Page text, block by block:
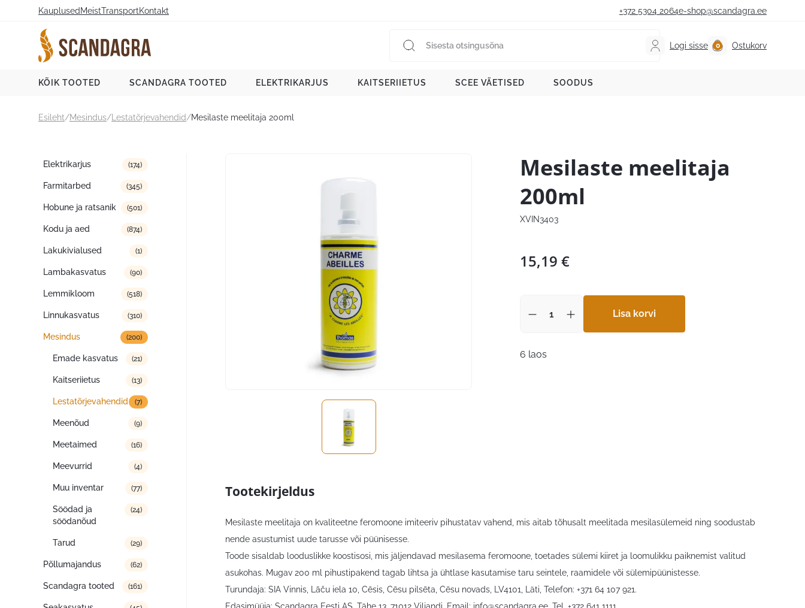
Kauplused MeistTransportKontakt +372 5304 2064e-shop@scandagra.ee
Logi sisse Ostukorv
KÕIK TOOTED SCANDAGRA TOOTED ELEKTRIKARJUS KAITSERIIETUS SCEE VÄETISED SOODUS
Esileht/Mesindus/ Lestatõrjevahendid/Mesilaste meelitaja 200ml
Tootekategooriad
Elektrikarjus (174)
Farmitarbed (345)
Hobune ja ratsanik (501)
Kodu ja aed (874)
Lakukivialused (1)
Lambakasvatus (90)
Lemmikloom (518)
Linnukasvatus (310)
Mesindus (200)
Emade kasvatus (21)
Kaitseriietus (13)
Lestatõrjevahendid (7)
Meenõud (9)
Meetaimed (16)
Meevurrid (4)
Muu inventar (77)
Söödad ja
söödanõud
(24)
Tarud (29)
Põllumajandus (62)
Scandagra tooted (161)
Mesilaste meelitaja
200ml
XVIN3403
15,19 €
Lisa korvi
6 laos
Tootekirjeldus
Mesilaste meelitaja on kvaliteetne feromoone imiteeriv pihustatav vahend, mis aitab tõhusalt meelitada mesilasülemeid ning soodustab
nende asustumist uude tarusse või püünisesse.
Toode sisaldab looduslikke koostisosi, mis jäljendavad mesilasema feromoone, toetades sülemi kiiret ja loomulikku paiknemist valitud
asukohas. Mugav 200 ml pihustipakend tagab lihtsa ja ühtlase kasutamise taru seintele, raamidele või sülemipüünistesse.
Turundaja: SIA Vinnis, Lāču iela 10, Cēsis, Cēsu pilsēta, Cēsu novads, LV4101, Läti, Telefon: +371 64 107 921.
Edasimüüja: Scandagra Eesti AS, Tähe 13, 71012 Viljandi. Email: info@scandagra.ee , Tel. +372 641 1111.